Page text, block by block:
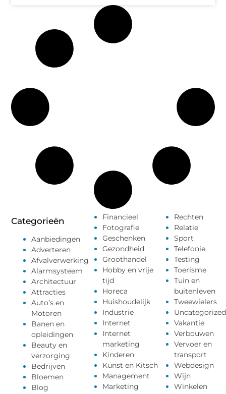
Categorieën
Aanbiedingen
Adverteren
Afvalverwerking
Alarmsysteem
Architectuur
Attracties
Auto’s en
Motoren
Banen en
opleidingen
Beauty en
verzorging
Bedrijven
Bloemen
Blog
Financieel
Fotografie
Geschenken
Gezondheid
Groothandel
Hobby en vrije
tijd
Horeca
Huishoudelijk
Industrie
Internet
Internet
marketing
Kinderen
Kunst en Kitsch
Management
Marketing
Rechten
Relatie
Sport
Telefonie
Testing
Toerisme
Tuin en
buitenleven
Tweewielers
Uncategorized
Vakantie
Verbouwen
Vervoer en
transport
Webdesign
Wijn
Winkelen